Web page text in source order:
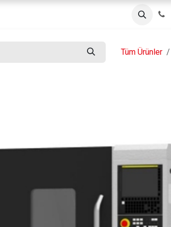
Blog
Tüm Ürünler